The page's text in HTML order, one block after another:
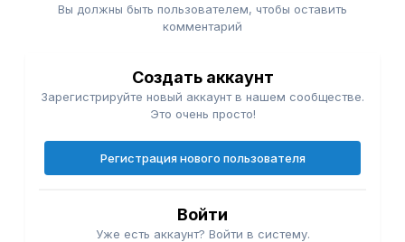
Вы должны быть пользователем, чтобы оставить
комментарий
Создать аккаунт
Зарегистрируйте новый аккаунт в нашем сообществе.
Это очень просто!
Регистрация нового пользователя
Войти
Уже есть аккаунт? Войти в систему.